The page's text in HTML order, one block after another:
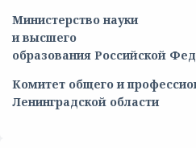
Министерство науки
и высшего
образования Российской
Комитет общего и
Ленинградской области